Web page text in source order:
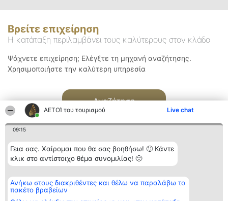
ΑΕΤΟΊ του τουρισμού Live chat
09:15
Γεια σας. Χαίρομαι που θα σας βοηθήσω! 🙂 Κάντε
κλικ στο αντίστοιχο θέμα συνομιλίας! 🙂
Ανήκω στους διακριθέντες και θέλω να παραλάβω το
πακέτο βραβείων
Βρείτε επιχείρηση
Η κατάταξη περιλαμβάνει τους καλύτερους στον κλάδο
Ψάχνετε επιχείρηση; Ελέγξτε τη μηχανή αναζήτησης.
Χρησιμοποιήστε την καλύτερη υπηρεσία
Αναζήτηση
Διοργανωτής της
κατάταξης
BEAUTIFUL COMPANY
Κατάταξη
Διακριθέντες
των
Επικοινωνία
Επικοινωνία